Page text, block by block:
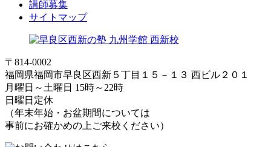
講師募集
サイトマップ
〒814-0002
福岡県福岡市早良区西新５丁目１５－１３ 西ビル２０１
月曜日～土曜日 15時～22時
日曜日定休
（年末年始・お盆期間については
事前にお確かめの上ご来校ください）